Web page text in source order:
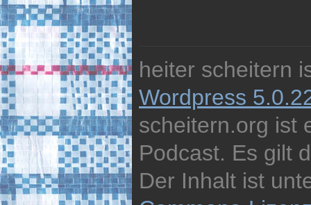
heiter scheitern
Wordpress
scheitern.org ist
Podcast. Es gilt
Der Inhalt ist